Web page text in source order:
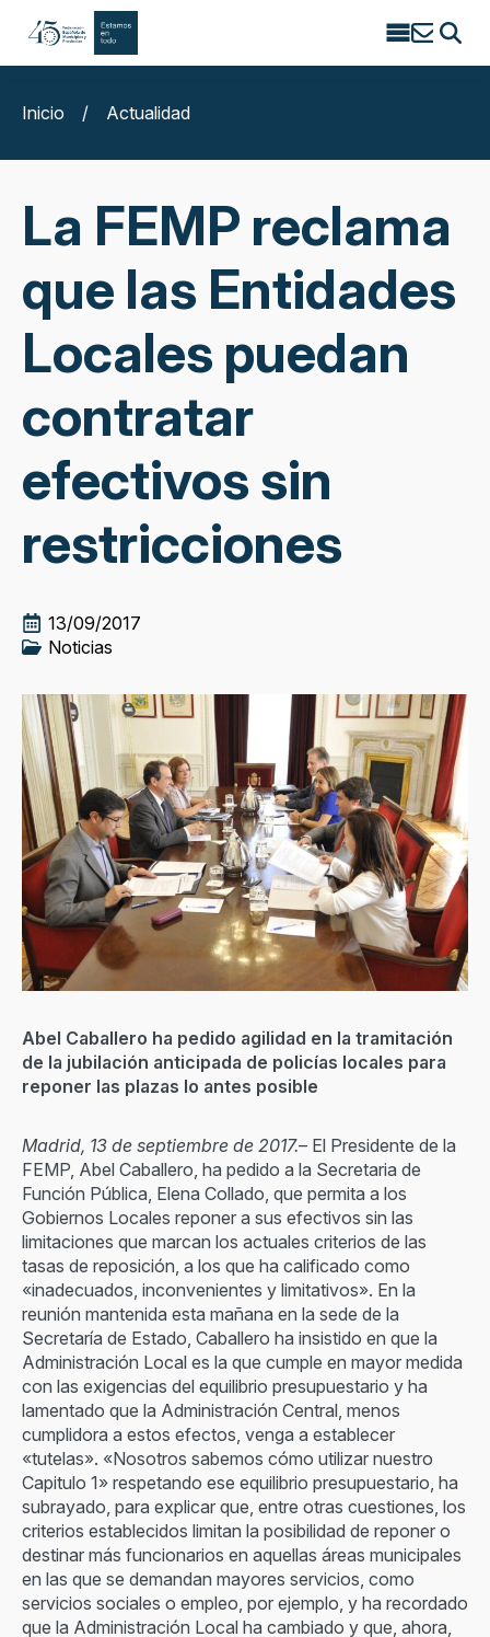
Search
Inicio
/ Actualidad
La FEMP reclama
que las Entidades
Locales puedan
contratar
efectivos sin
restricciones
13/09/2017
Noticias
Abel Caballero ha pedido agilidad en la tramitación
de la jubilación anticipada de policías locales para
reponer las plazas lo antes posible
Madrid, 13 de septiembre de 2017.– El Presidente de la
FEMP, Abel Caballero, ha pedido a la Secretaria de
Función Pública, Elena Collado, que permita a los
Gobiernos Locales reponer a sus efectivos sin las
limitaciones que marcan los actuales criterios de las
tasas de reposición, a los que ha calificado como
«inadecuados, inconvenientes y limitativos». En la
reunión mantenida esta mañana en la sede de la
Secretaría de Estado, Caballero ha insistido en que la
Administración Local es la que cumple en mayor medida
con las exigencias del equilibrio presupuestario y ha
lamentado que la Administración Central, menos
cumplidora a estos efectos, venga a establecer
«tutelas». «Nosotros sabemos cómo utilizar nuestro
Capitulo 1» respetando ese equilibrio presupuestario, ha
subrayado, para explicar que, entre otras cuestiones, los
criterios establecidos limitan la posibilidad de reponer o
destinar más funcionarios en aquellas áreas municipales
en las que se demandan mayores servicios, como
servicios sociales o empleo, por ejemplo, y ha recordado
que la Administración Local ha cambiado y que, ahora,